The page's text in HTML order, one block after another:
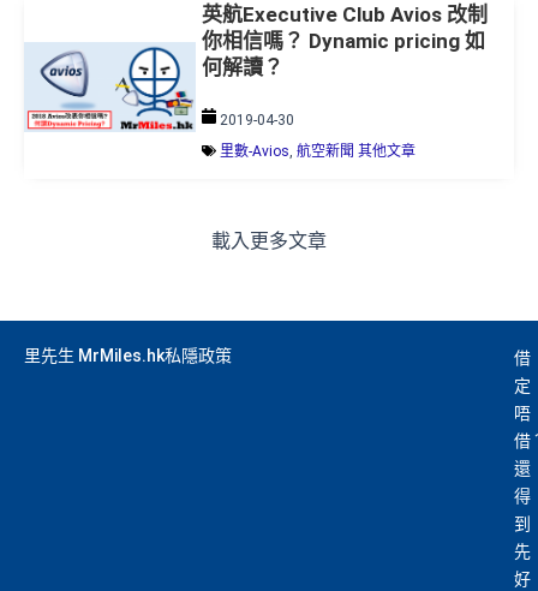
英航Executive Club Avios 改制
你相信嗎？ Dynamic pricing 如
何解讀？
2019-04-30
里數-Avios, 航空新聞 其他文章
載入更多文章
里先生 MrMiles.hk私隱政策
借
定
唔
借
還
得
到
先
好